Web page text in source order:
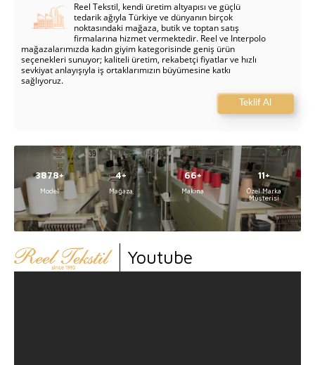
Reel Tekstil, kendi üretim altyapısı ve güçlü
tedarik ağıyla Türkiye ve dünyanın birçok
noktasındaki mağaza, butik ve toptan satış
firmalarına hizmet vermektedir. Reel ve Interpolo
mağazalarımızda kadın giyim kategorisinde geniş ürün
seçenekleri sunuyor; kaliteli üretim, rekabetçi fiyatlar ve hızlı
sevkiyat anlayışıyla iş ortaklarımızın büyümesine katkı
sağlıyoruz.
Teklif Al
5000
Model
5
Mağaza
84
Makina
14
Özel Marka
Müşterisi
Youtube